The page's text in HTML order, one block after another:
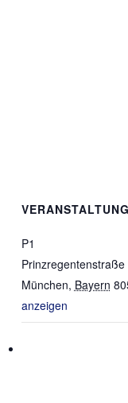
P1
Prinzregentenstraße
München, Bayern
anzeigen